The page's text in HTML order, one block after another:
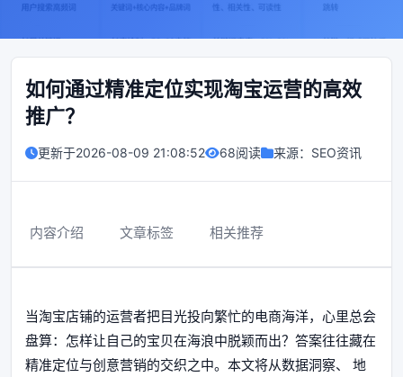
如何通过精准定位实现淘宝运营的高效
推广？
更新于2026-08-09 21:08:52 68阅读 来源： SEO资讯
内容介绍 文章标签 相关推荐
当淘宝店铺的运营者把目光投向繁忙的电商海洋，心里总会
盘算：怎样让自己的宝贝在海浪中脱颖而出？答案往往藏在
精准定位与创意营销的交织之中。本文将从数据洞察、 地